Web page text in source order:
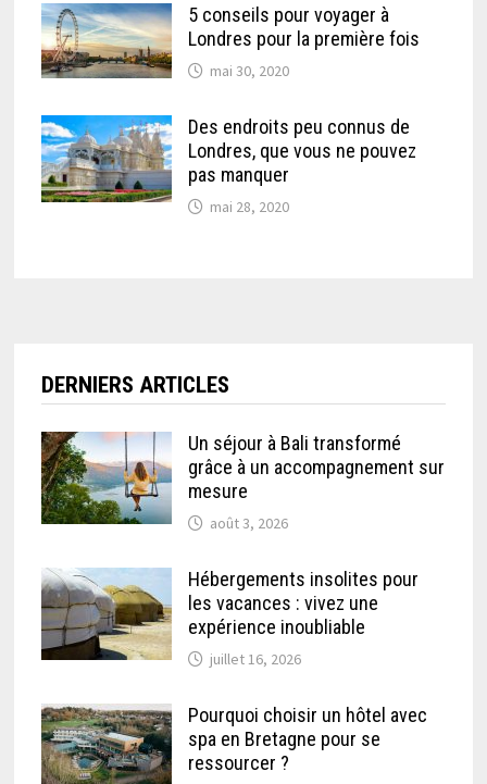
5 conseils pour voyager à
Londres pour la première fois
mai 30, 2020
Des endroits peu connus de
Londres, que vous ne pouvez
pas manquer
mai 28, 2020
DERNIERS ARTICLES
Un séjour à Bali transformé
grâce à un accompagnement sur
mesure
août 3, 2026
Hébergements insolites pour
les vacances : vivez une
expérience inoubliable
juillet 16, 2026
Pourquoi choisir un hôtel avec
spa en Bretagne pour se
ressourcer ?